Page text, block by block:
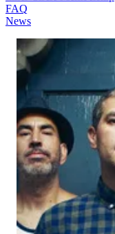
FAQ
News